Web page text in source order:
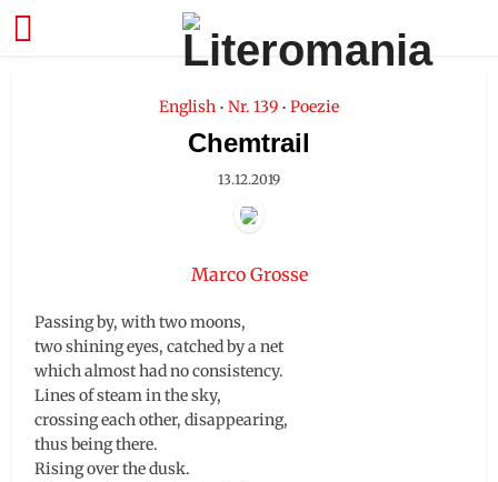
English • Nr. 139 • Poezie
Chemtrail
13.12.2019
Marco Grosse
Passing by, with two moons,
two shining eyes, catched by a net
which almost had no consistency.
Lines of steam in the sky,
crossing each other, disappearing,
thus being there.
Rising over the dusk.